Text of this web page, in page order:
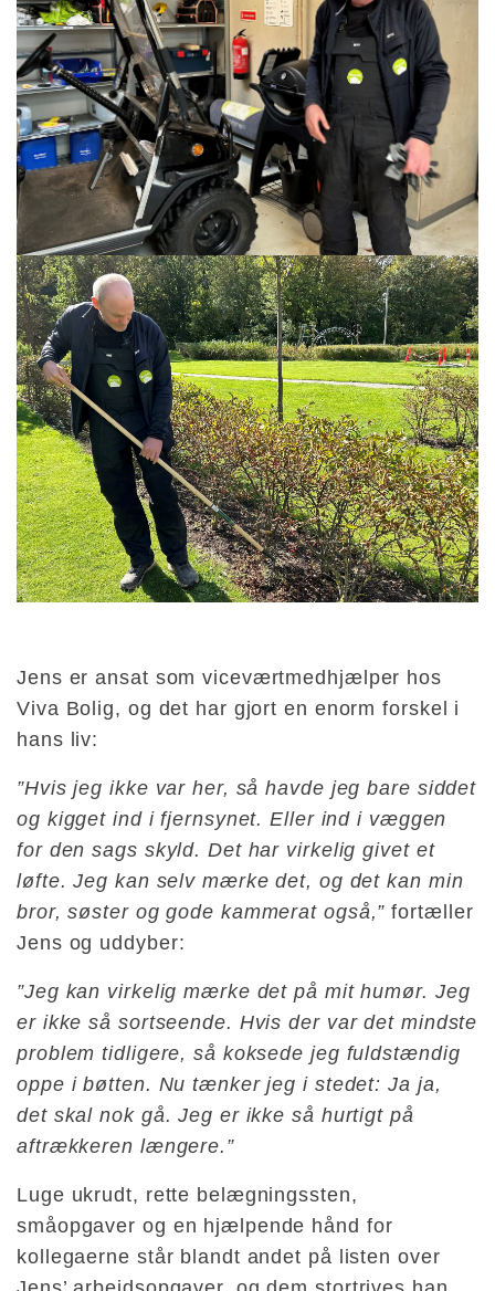
Jens er ansat som viceværtmedhjælper hos
Viva Bolig, og det har gjort en enorm forskel i
hans liv:
”Hvis jeg ikke var her, så havde jeg bare siddet
og kigget ind i fjernsynet. Eller ind i væggen
for den sags skyld. Det har virkelig givet et
løfte. Jeg kan selv mærke det, og det kan min
bror, søster og gode kammerat også,”fortæller
Jens og uddyber:
”Jeg kan virkelig mærke det på mit humør. Jeg
er ikke så sortseende. Hvis der var det mindste
problem tidligere, så koksede jeg fuldstændig
oppe i bøtten. Nu tænker jeg i stedet: Ja ja,
det skal nok gå. Jeg er ikke så hurtigt på
aftrækkeren længere.”
Luge ukrudt, rette belægningssten,
småopgaver og en hjælpende hånd for
kollegaerne står blandt andet på listen over